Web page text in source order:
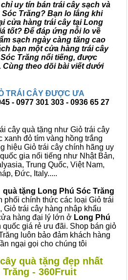
uy tín bán trái cây sạch và
Trăng? Bạn lo lắng khi
cửa hàng trái cây tại Long
tốt? Để đáp ứng nỗi lo về
sạch ngày càng tăng cao
bạn một cửa hàng trái cây
Trăng nổi tiếng, được
Cùng theo dõi bài viết dưới
TRÁI CÂY ĐƯỢC ƯA
- 0977 301 303 - 0936 65 27
cây quà tặng như Giỏ trái cây
xanh đỏ tím vàng hồng trắng
hiệu Giỏ trái cây chính hãng uy
gia nổi tiếng như Nhật Bản,
Trung Quốc, Việt Nam,
Đức, Italy.....
tặng Long Phú Sóc Trăng
phối chính thức các loại Giỏ trái
Giỏ trái cây hàng nhập khẩu
hàng đại lý lớn ở Long Phú
quốc giá rẻ ưu đãi. Shop bán giỏ
luôn bảo đảm khách hàng
ngại gọi cho chúng tôi
quà tặng đẹp nhất
- 360Fruit